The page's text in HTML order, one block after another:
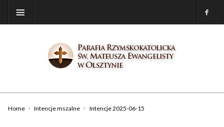
Home Intencje mszalne Intencje 2025-06-15